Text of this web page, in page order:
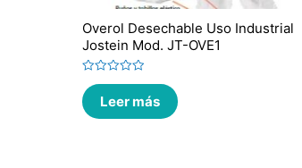
Overol Desechable Uso Industrial
Jostein Mod. JT-OVE1
Valorado
en
0
de
Leer más